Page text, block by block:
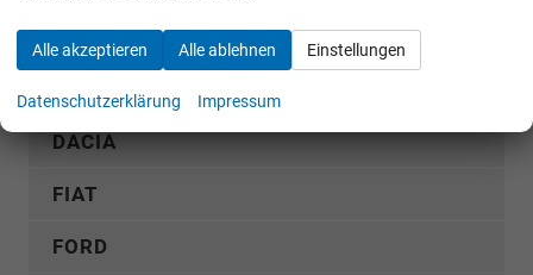
AUDI
CUPRA
DACIA
FIAT
FORD
Alle akzeptieren Alle ablehnen Einstellungen
Datenschutzerklärung Impressum